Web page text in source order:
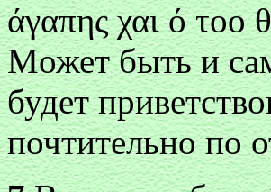
άγαπης χαι ό τоо θ
Может быть и
будет
почтительно по